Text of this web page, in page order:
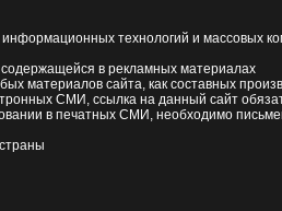
технологий и массовых
в рекламных материалах
материалов сайта, как составных
СМИ, ссылка на данный сайт
в печатных СМИ, необходимо